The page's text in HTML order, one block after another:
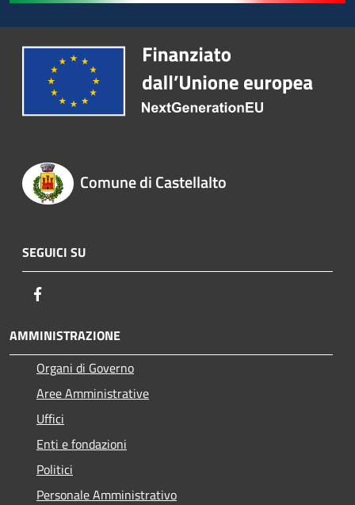
Comune di Castellalto
SEGUICI SU
AMMINISTRAZIONE
Organi di Governo
Aree Amministrative
Uffici
Enti e fondazioni
Politici
Personale Amministrativo